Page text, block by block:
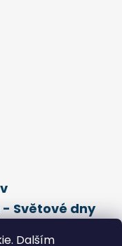
Dalším
Světové dny